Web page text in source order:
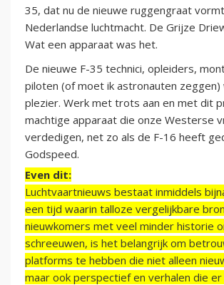
35, dat nu de nieuwe ruggengraat
Nederlandse luchtmacht. De Grijze
Wat een apparaat was het.
De nieuwe F-35 technici, opleiders,
piloten (of moet ik astronauten zeggen)
plezier. Werk met trots aan en met dit
machtige apparaat die onze Westerse
verdedigen, net zo als de F-16 heeft
Godspeed.
Even dit:
Luchtvaartnieuws bestaat inmiddels
een tijd waarin talloze vergelijkbare
nieuwkomers met veel minder historie
schreeuwen, is het belangrijk om
platforms te hebben die niet alleen
maar ook perspectief en verhalen die